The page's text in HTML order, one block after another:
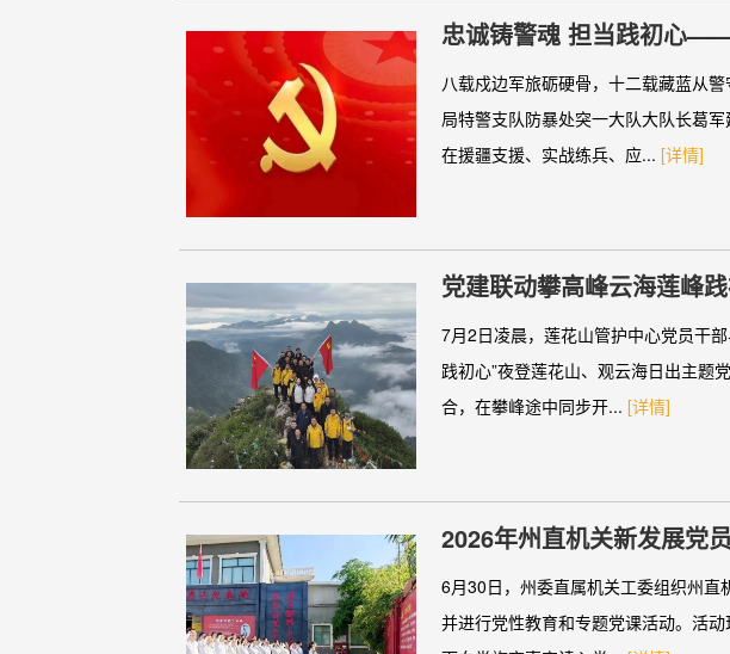
忠诚铸警魂 担当践初心
支队防暴处突一大队大队
八载戍边军旅砺硬骨，十二载藏蓝从
局特警支队防暴处突一大队大队长葛
在援疆支援、实战练兵、应... [详情]
党建联动攀高峰云海莲峰
展夜爬观云海主题活动
7月2日凌晨，莲花山管护中心党员干
践初心”夜登莲花山、观云海日出主题
合，在攀峰途中同步开... [详情]
2026年州直机关新发展党
6月30日，州委直属机关工委组织州直
并进行党性教育和专题党课活动。活